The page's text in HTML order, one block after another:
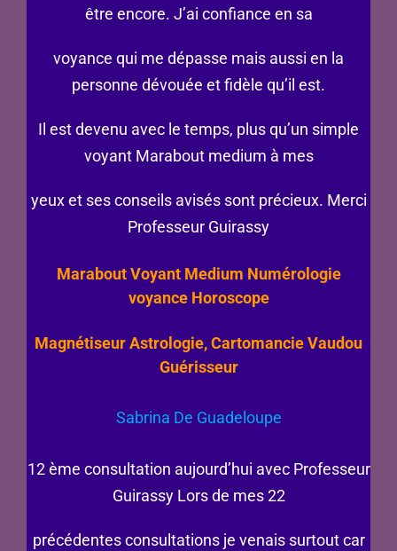
être encore. J’ai confiance en sa
voyance qui me dépasse mais aussi en la
personne dévouée et fidèle qu’il est.
Il est devenu avec le temps, plus qu’un simple
voyant Marabout medium à mes
yeux et ses conseils avisés sont précieux. Merci
Professeur Guirassy
Marabout Voyant Medium Numérologie
voyance Horoscope
Magnétiseur Astrologie, Cartomancie Vaudou
Guérisseur
Sabrina De Guadeloupe
12 ème consultation aujourd’hui avec Professeur
Guirassy Lors de mes 22
précédentes consultations je venais surtout car